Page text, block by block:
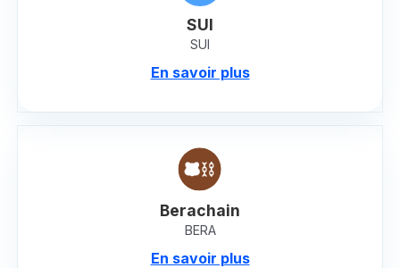
SUI
SUI
En savoir plus
Berachain
BERA
En savoir plus